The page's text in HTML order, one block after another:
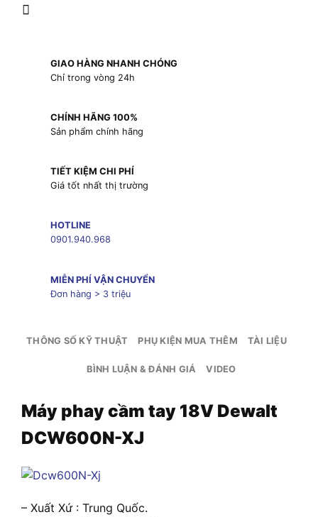
GIAO HÀNG NHANH CHÓNG
Chỉ trong vòng 24h
CHÍNH HÃNG 100%
Sản phẩm chính hãng
TIẾT KIỆM CHI PHÍ
Giá tốt nhất thị trường
HOTLINE
0901.940.968
MIỄN PHÍ VẬN CHUYỂN
Đơn hàng > 3 triệu
THÔNG SỐ KỸ THUẬT PHỤ KIỆN MUA THÊM TÀI LIỆU
BÌNH LUẬN & ĐÁNH GIÁ VIDEO
Máy phay cầm tay 18V Dewalt
DCW600N-XJ
– Xuất Xứ : Trung Quốc.